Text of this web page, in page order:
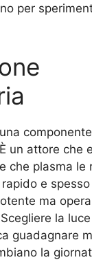
per
un attore che
che plasma le
e
ma
la
guadagnare
la